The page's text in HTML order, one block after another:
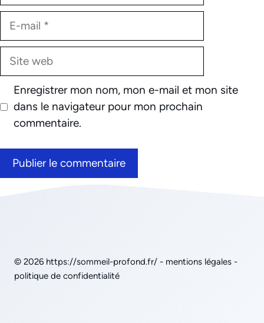
E-
Site
Enregistrer mon nom, mon e-mail et mon site
dans le navigateur pour mon prochain
commentaire.
© 2026 https://sommeil-profond.fr/ - mentions légales -
politique de confidentialité